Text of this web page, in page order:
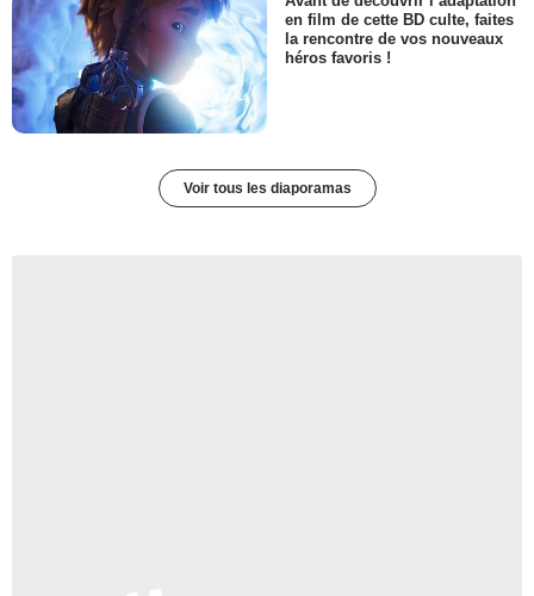
en film de cette BD culte, faites
la rencontre de vos nouveaux
héros favoris !
Voir tous les diaporamas